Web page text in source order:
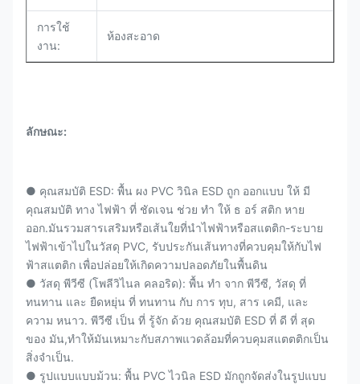
การใช้
งาน:
ห้องสะอาด
ลักษณะ:
● คุณสมบัติ ESD: พื้น ผง PVC วินิล ESD ถูก ออกแบบ ให้ มี
คุณสมบัติ ทาง ไฟฟ้า ที่ ชัดเจน ช่วย ทํา ให้ ธ อร์ สติก หาย
ออก.มันรวมสารเสริมหรือเส้นใยที่นําไฟฟ้าหรือสแตติก-ระบาย
ไฟฟ้าเข้าไปในวัสดุ PVC, รับประกันเส้นทางที่ควบคุมให้กับไฟ
ฟ้าสแตติก เพื่อปล่อยให้เกิดความปลอดภัยในพื้นดิน
● วัสดุ พีวีซี (โพลีวิไนล คลอริด): พื้น ทํา จาก พีวีซี, วัสดุ ที่
ทนทาน และ ยืดหยุ่น ที่ ทนทาน กับ การ ทุบ, สาร เคมี, และ
ความ หนาว. พีวีซี เป็น ที่ รู้จัก ด้วย คุณสมบัติ ESD ที่ ดี ที่ สุด
ของ มัน,ทําให้มันเหมาะกับสภาพแวดล้อมที่ควบคุมสแตตติกเป็น
สิ่งจําเป็น.
● รูปแบบแบบม้วน: พื้น PVC ไวนิล ESD มักถูกจัดส่งในรูปแบบ